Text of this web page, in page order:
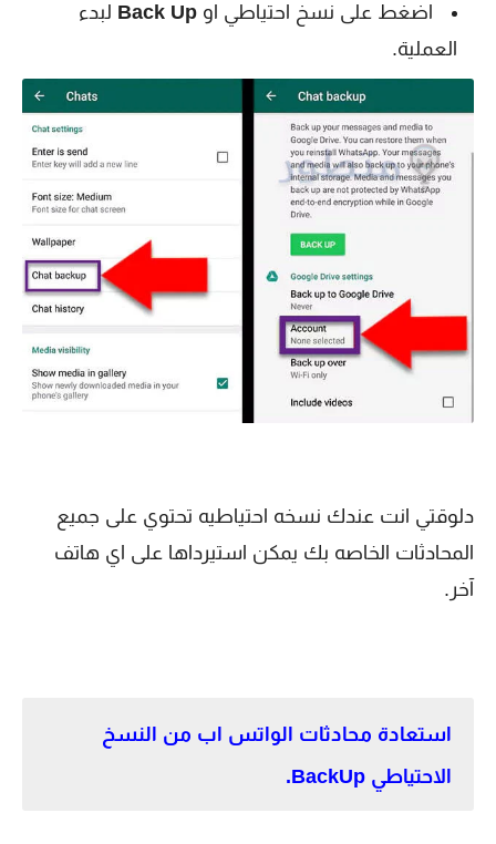
اضغط على نسخ احتياطي او Back Up لبدء
العملية.
دلوقتي انت عندك نسخه احتياطيه تحتوي على جميع
المحادثات الخاصه بك يمكن استيرداها على اي هاتف
آخر.
استعادة محادثات الواتس اب من النسخ
الاحتياطي BackUp.